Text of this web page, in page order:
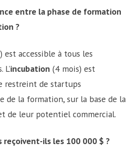
entre la phase de formation
?
est accessible à tous les
incubation (4 mois) est
restreint de startups
de la formation, sur la base de la
de leur potentiel commercial.
ils les 100 000 $ ?